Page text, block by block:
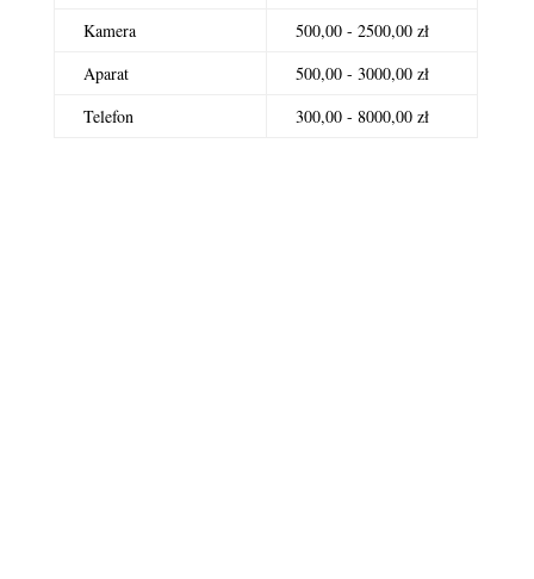
Kamera
500,00 - 2500,00 zł
Aparat
500,00 - 3000,00 zł
Telefon
300,00 - 8000,00 zł